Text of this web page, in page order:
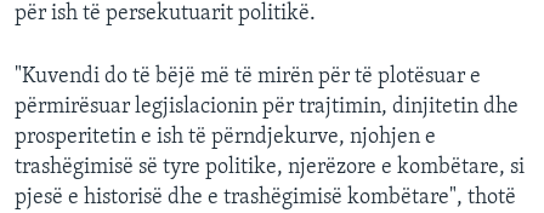
për ish të persekutuarit politikë.
"Kuvendi do të bëjë më të mirën për të plotësuar e
përmirësuar legjislacionin për trajtimin, dinjitetin dhe
prosperitetin e ish të përndjekurve, njohjen e
trashëgimisë së tyre politike, njerëzore e kombëtare, si
pjesë e historisë dhe e trashëgimisë kombëtare", thotë